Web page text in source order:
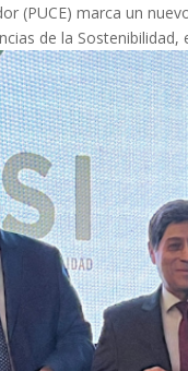
(PUCE) marca un
de la